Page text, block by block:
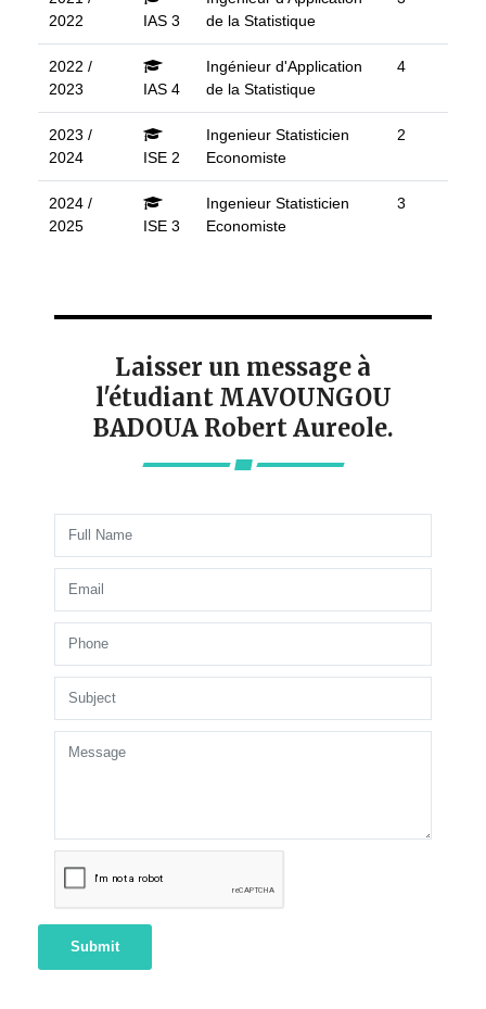
2022
IAS 3
de la Statistique
2022 /
2023
IAS 4
Ingénieur d'Application
de la Statistique
4
2023 /
2024
ISE 2
Ingenieur Statisticien
Economiste
2
2024 /
2025
ISE 3
Ingenieur Statisticien
Economiste
3
Laisser un message à
l'étudiant MAVOUNGOU
BADOUA Robert Aureole.
Submit